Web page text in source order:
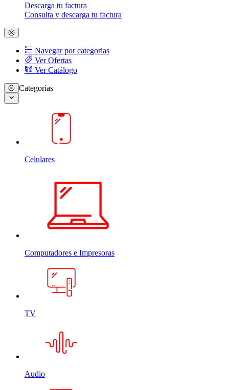
Descarga tu factura
Consulta y descarga tu factura
Navegar por categorias
Ver Ofertas
Ver Catálogo
Categorías
Celulares
Computadores e Impresoras
TV
Audio